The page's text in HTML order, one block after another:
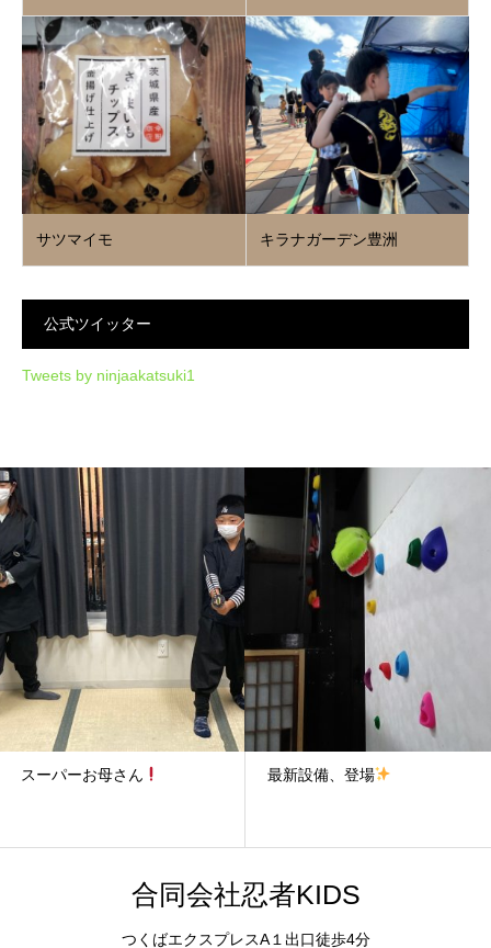
サツマイモ キラナガーデン豊洲
公式ツイッター
Tweets by ninjaakatsuki1
スーパーお母さん 最新設備、登場
合同会社忍者KIDS
つくばエクスプレスA１出口徒歩4分